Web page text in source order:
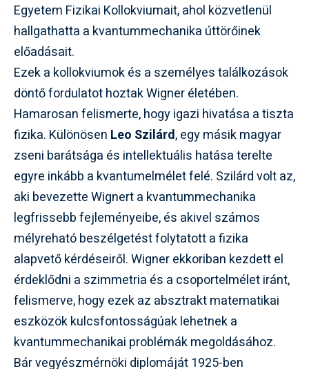
Egyetem Fizikai Kollokviumait, ahol közvetlenül
hallgathatta a kvantummechanika úttörőinek
előadásait.
Ezek a kollokviumok és a személyes találkozások
döntő fordulatot hoztak Wigner életében.
Hamarosan felismerte, hogy igazi hivatása a tiszta
fizika. Különösen Leo Szilárd, egy másik magyar
zseni barátsága és intellektuális hatása terelte
egyre inkább a kvantumelmélet felé. Szilárd volt az,
aki bevezette Wignert a kvantummechanika
legfrissebb fejleményeibe, és akivel számos
mélyreható beszélgetést folytatott a fizika
alapvető kérdéseiről. Wigner ekkoriban kezdett el
érdeklődni a szimmetria és a csoportelmélet iránt,
felismerve, hogy ezek az absztrakt matematikai
eszközök kulcsfontosságúak lehetnek a
kvantummechanikai problémák megoldásához.
Bár vegyészmérnöki diplomáját 1925-ben